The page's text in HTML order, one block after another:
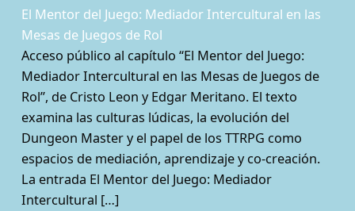
El Mentor del Juego: Mediador Intercultural en las
Mesas de Juegos de Rol
Acceso público al capítulo “El Mentor del Juego:
Mediador Intercultural en las Mesas de Juegos de
Rol”, de Cristo Leon y Edgar Meritano. El texto
examina las culturas lúdicas, la evolución del
Dungeon Master y el papel de los TTRPG como
espacios de mediación, aprendizaje y co-creación.
La entrada El Mentor del Juego: Mediador
Intercultural […]